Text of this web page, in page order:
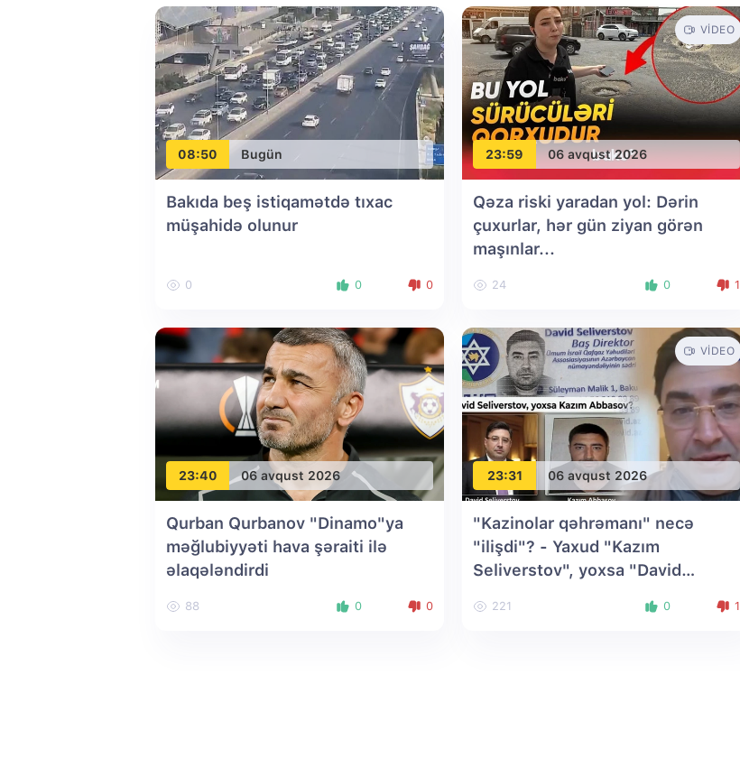
08:50 Bugün
Bakıda beş istiqamətdə tıxac
müşahidə olunur
0 0 0
23:59 06 avqust 2026
VIDEO
Qəza riski yaradan yol: Dərin
çuxurlar, hər gün ziyan görən
maşınlar...
24 0 1
23:40 06 avqust 2026
Qurban Qurbanov "Dinamo"ya
məğlubiyyəti hava şəraiti ilə
əlaqələndirdi
88 0 0
23:31 06 avqust 2026
VIDEO
"Kazinolar qəhrəmanı" necə
"ilişdi"? - Yaxud "Kazım
Seliverstov", yoxsa "David
221 0 1